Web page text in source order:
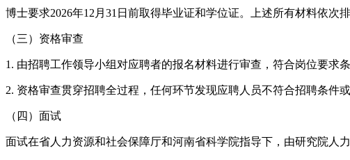
博士要求2026年12月31日前取得毕业证和学位证。上述所有材料依
（三）资格审查
1. 由招聘工作领导小组对应聘者的报名材料进行审查，符合岗位要求
2. 资格审查贯穿招聘全过程，任何环节发现应聘人员不符合招聘条件
（四）面试
面试在省人力资源和社会保障厅和河南省科学院指导下，由研究院人